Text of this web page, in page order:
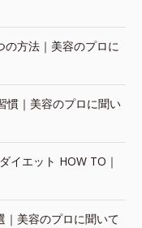
方法｜美容のプロに
慣｜美容のプロに聞い
イエット HOW TO｜
美容のプロに聞いて